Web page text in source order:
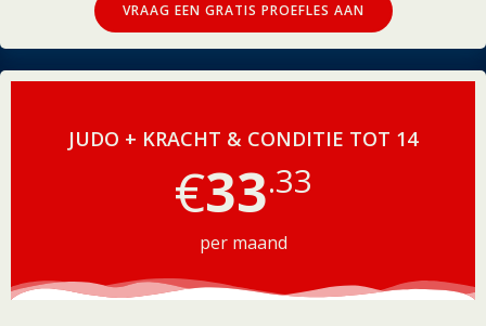
VRAAG EEN GRATIS PROEFLES AAN
JUDO + KRACHT & CONDITIE TOT 14
€33.33
per maand